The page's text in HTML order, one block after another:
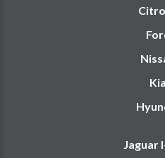
Kia
Jaguar